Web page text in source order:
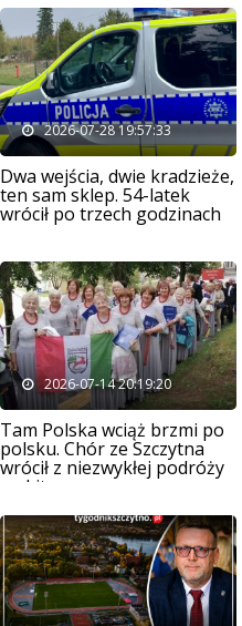
2026-07-28 19:57:33
Dwa wejścia, dwie kradzieże,
ten sam sklep. 54-latek
wrócił po trzech godzinach
2026-07-14 20:19:20
Tam Polska wciąż brzmi po
polsku. Chór ze Szczytna
wrócił z niezwykłej podróży
na Litwę